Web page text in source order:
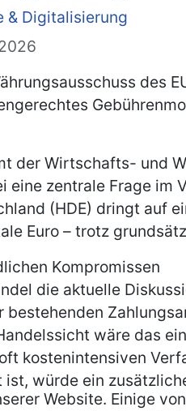
& Digitalisierung
des
der Wirtschafts- und
eine zentrale Frage
(HDE) dringt auf
Euro – trotz
Kompromissen
die aktuelle
bestehenden
wäre das
kostenintensiven
würde ein
Website. Einige